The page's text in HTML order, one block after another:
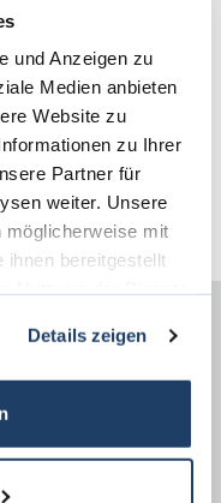
und Anzeigen zu
Medien anbieten
Website zu
zu Ihrer
Partner für
weiter. Unsere
möglicherweise mit
ihnen bereitgestellt
Details zeigen